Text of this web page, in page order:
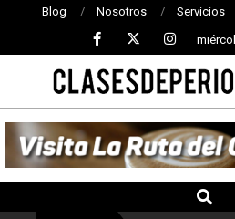
Blog Nosotros Servicios
CLASES
DE
PERIODISMO